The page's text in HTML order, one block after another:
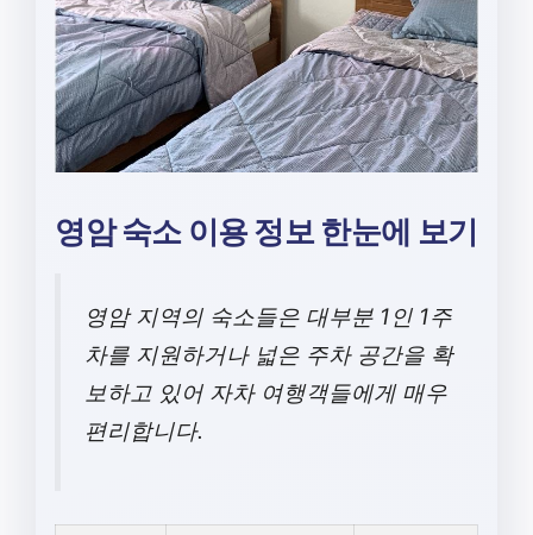
영암 숙소 이용 정보 한눈에 보기
영암 지역의 숙소들은 대부분 1인 1주
차를 지원하거나 넓은 주차 공간을 확
보하고 있어 자차 여행객들에게 매우
편리합니다.